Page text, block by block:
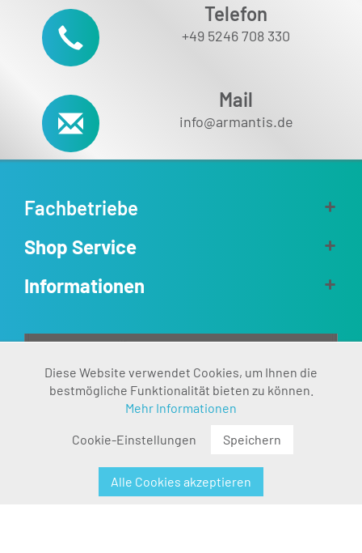
Telefon
+49 5246 708 330
Mail
info@armantis.de
Fachbetriebe
Shop Service
Informationen
Funktionale Aktiv
Inaktiv
Inaktiv
Personalisierung Inaktiv
Diese Website verwendet Cookies, um Ihnen die
bestmögliche Funktionalität bieten zu können.
Mehr Informationen
Cookie-Einstellungen Speichern
Alle Cookies akzeptieren